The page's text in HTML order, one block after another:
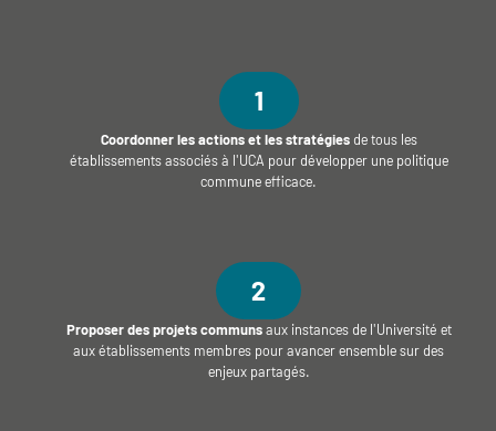
1
Coordonner les actions et les stratégiesde tous les
établissements associés à l'UCA pour développer une politique
commune efficace.
2
Proposer des projets communsaux instances de l'Université et
aux établissements membres pour avancer ensemble sur des
enjeux partagés.